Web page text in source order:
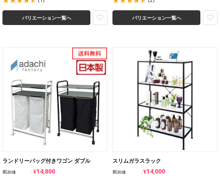
バリエーション一覧へ バリエーション一覧へ
ランドリーバッグ付きワゴン ダブル
BG卸価 ¥14,800
スリムガラスラック
BG卸価 ¥14,000